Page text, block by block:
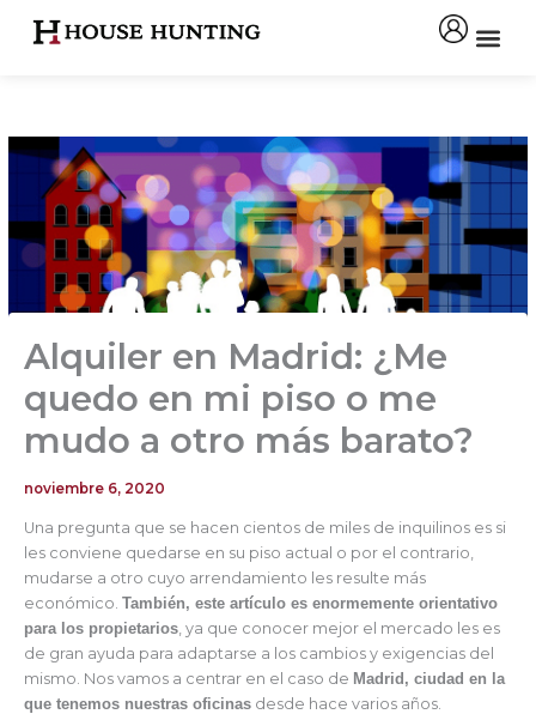
Alquiler en Madrid: ¿Me
quedo en mi piso o me
mudo a otro más barato?
noviembre 6, 2020
Una pregunta que se hacen cientos de miles de inquilinos es si
les conviene quedarse en su piso actual o por el contrario,
mudarse a otro cuyo arrendamiento les resulte más
económico. También, este artículo es enormemente orientativo
para los propietarios, ya que conocer mejor el mercado les es
de gran ayuda para adaptarse a los cambios y exigencias del
mismo. Nos vamos a centrar en el caso de Madrid, ciudad en la
que tenemos nuestras oficinasdesde hace varios años.